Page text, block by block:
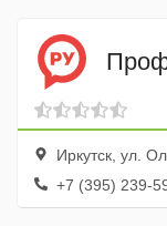
Иркутск, ул.
+7 (395) 239-